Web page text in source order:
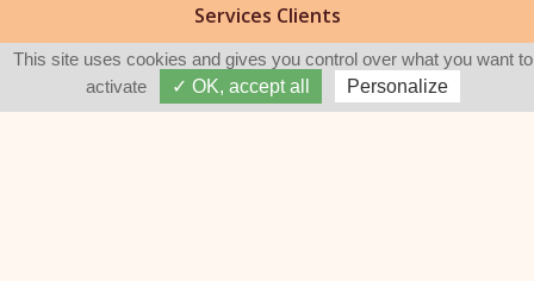
Services Clients
FAQ Utilisateurs
Nous contacter
This site uses cookies and gives you control over what you want to
activate
✓ OK, accept all Personalize